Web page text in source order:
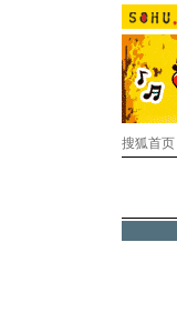
搜狐首页